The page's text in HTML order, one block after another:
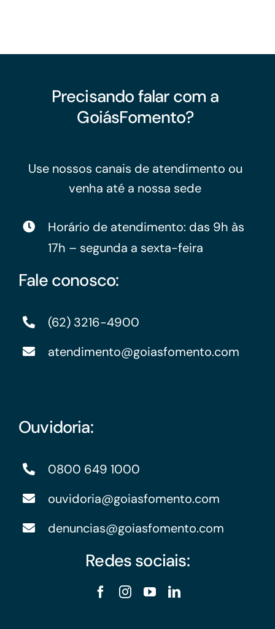
Precisando falar com a
GoiásFomento?
Use nossos canais de atendimento ou
venha até a nossa sede
Horário de atendimento: das 9h às
17h – segunda a sexta-feira
Fale conosco:
(62) 3216-4900
atendimento@goiasfomento.com
Ouvidoria:
0800 649 1000
ouvidoria@goiasfomento.com
denuncias@goiasfomento.com
Redes sociais: